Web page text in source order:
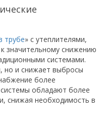
трубе» с утеплителями,
значительному снижению
системами.
но и снижает выбросы
более
обладают более
снижая необходимость в